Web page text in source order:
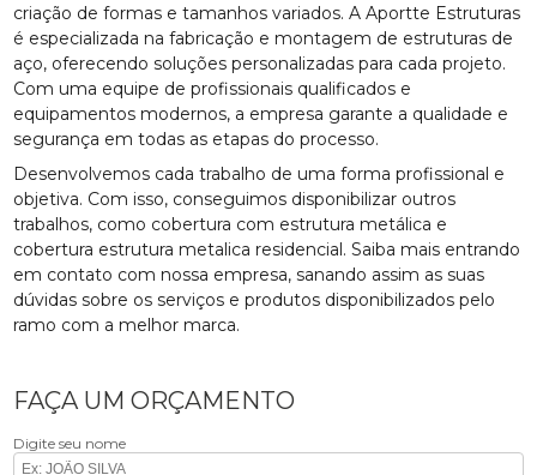
criação de formas e tamanhos variados. A Aportte Estruturas
é especializada na fabricação e montagem de estruturas de
aço, oferecendo soluções personalizadas para cada projeto.
Com uma equipe de profissionais qualificados e
equipamentos modernos, a empresa garante a qualidade e
segurança em todas as etapas do processo.
Desenvolvemos cada trabalho de uma forma profissional e
objetiva. Com isso, conseguimos disponibilizar outros
trabalhos, como cobertura com estrutura metálica e
cobertura estrutura metalica residencial. Saiba mais entrando
em contato com nossa empresa, sanando assim as suas
dúvidas sobre os serviços e produtos disponibilizados pelo
ramo com a melhor marca.
FAÇA UM ORÇAMENTO
Digite seu nome